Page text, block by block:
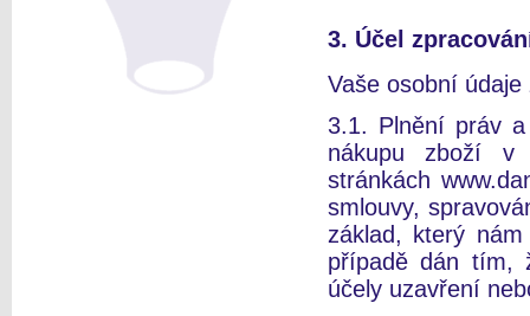
3. Účel
Vaše osobní
3.1. Plnění práv
nákupu zboží v
stránkách
smlouvy,
základ, který
případě dán tím,
účely uzavření